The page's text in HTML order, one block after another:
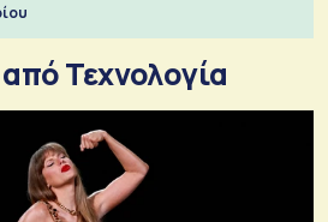
Τεχνολογία